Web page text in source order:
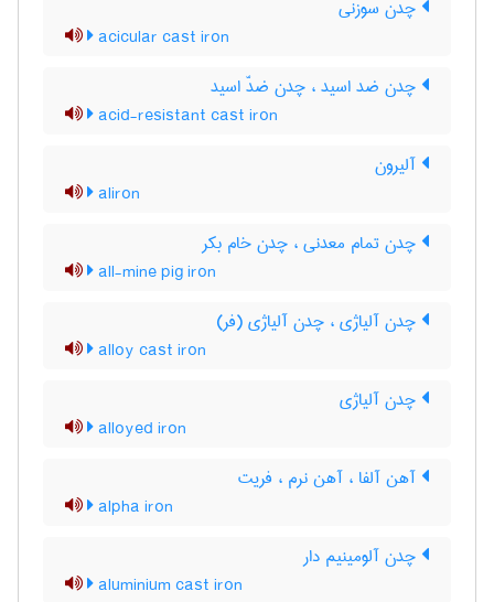
چدن سوزنی
acicular cast iron
چدن ضد اسید ، چدن ضدّ اسید
acid-resistant cast iron
آلیرون
aliron
چدن تمام معدنی ، چدن خام بکر
all-mine pig iron
چدن آلیاژی ، چدن آلیاژی (فر)
alloy cast iron
چدن آلیاژی
alloyed iron
آهن آلفا ، آهن نرم ، فریت
alpha iron
چدن آلومینیم دار
aluminium cast iron